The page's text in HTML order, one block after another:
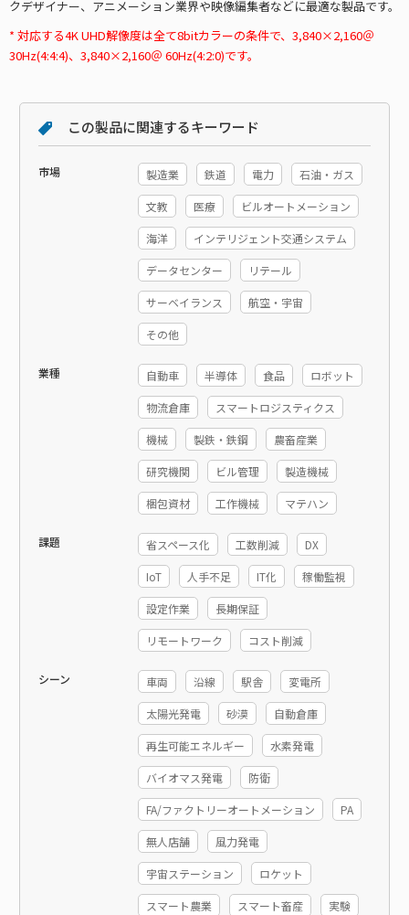
クデザイナー、アニメーション業界や映像編集者などに最適な製品です。
* 対応する4K UHD解像度は全て8bitカラーの条件で、3,840×2,160＠
30Hz(4:4:4)、3,840×2,160＠ 60Hz(4:2:0)です。
この製品に関連するキーワード
市場 製造業 鉄道 電力 石油・ガス
文教 医療 ビルオートメーション
海洋 インテリジェント交通システム
データセンター リテール
サーベイランス 航空・宇宙
その他
業種 自動車 半導体 食品 ロボット
物流倉庫 スマートロジスティクス
機械 製鉄・鉄鋼 農畜産業
研究機関 ビル管理 製造機械
梱包資材 工作機械 マテハン
課題 省スペース化 工数削減 DX
IoT 人手不足 IT化 稼働監視
設定作業 長期保証
リモートワーク コスト削減
シーン 車両 沿線 駅舎 変電所
太陽光発電 砂漠 自動倉庫
再生可能エネルギー 水素発電
バイオマス発電 防衛
FA/ファクトリーオートメーション PA
無人店舗 風力発電
宇宙ステーション ロケット
スマート農業 スマート畜産 実験